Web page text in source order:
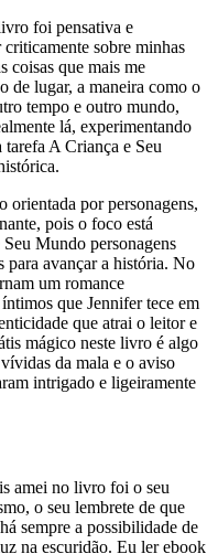
foi pensativa e
sobre minhas
coisas que mais me
de lugar, a maneira como o
tempo e outro mundo,
lá, experimentando
A Criança e Seu
orientada por personagens,
pois o foco está
Mundo personagens
avançar a história. No
um romance
que Jennifer tece em
que atrai o leitor e
mágico neste livro é algo
da mala e o aviso
intrigado e ligeiramente
amei no livro foi o seu
o seu lembrete de que
sempre a possibilidade de
na escuridão. Eu ler ebook